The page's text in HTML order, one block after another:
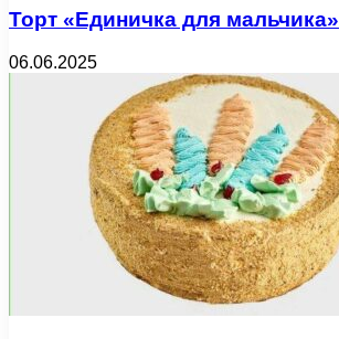
Торт «Единичка для мальчика»
06.06.2025